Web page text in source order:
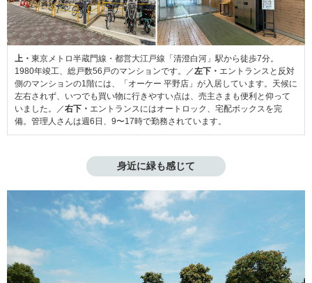
上・ 東京メトロ半蔵門線・都営大江戸線「清澄白河」駅から徒歩7分。
1980年竣工、総戸数56戸のマンションです。／左下・ エントランスと反対
側のマンションの1階には、「オーケー 平野店」が入居しています。天候に
左右されず、いつでも買い物に行きやすい点は、売主さまも便利と仰って
いました。／右下・ エントランスにはオートロック、宅配ボックスを完
備。管理人さんは週6日、9〜17時で勤務されています。
身近に緑も感じて